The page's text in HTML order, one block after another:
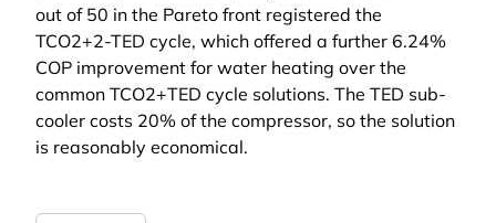
out of 50 in the Pareto front registered the
TCO2+2-TED cycle, which offered a further 6.24%
COP improvement for water heating over the
common TCO2+TED cycle solutions. The TED sub-
cooler costs 20% of the compressor, so the solution
is reasonably economical.